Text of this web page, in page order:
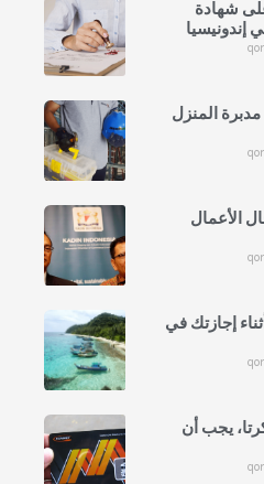
شهادة
إندونيسيا
المنزل
الأعمال
إجازتك في
يجب أن